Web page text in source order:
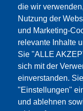
die wir
Nutzung der
und Marketing-
relevante Inhalte
Sie "ALLE
sich mit der
einverstanden.
"Einstellungen"
und ablehnen
Dieser Inhalt ist
Cookies
NUR DIE
Alle